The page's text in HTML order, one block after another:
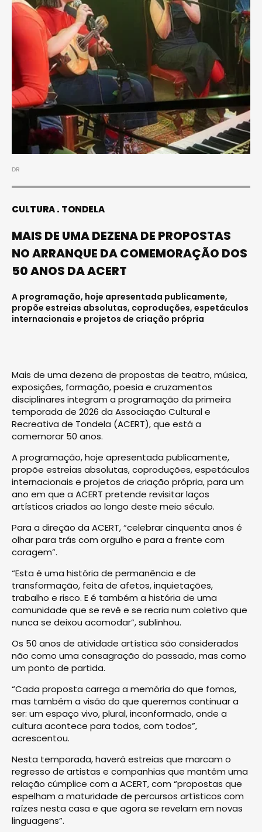
DR
CULTURA TONDELA
MAIS DE UMA DEZENA DE PROPOSTAS
NO ARRANQUE DA COMEMORAÇÃO DOS
50 ANOS DA ACERT
A programação, hoje apresentada publicamente,
propõe estreias absolutas, coproduções, espetáculos
internacionais e projetos de criação própria
Mais de uma dezena de propostas de teatro, música,
exposições, formação, poesia e cruzamentos
disciplinares integram a programação da primeira
temporada de 2026 da Associação Cultural e
Recreativa de Tondela (ACERT), que está a
comemorar 50 anos.
A programação, hoje apresentada publicamente,
propõe estreias absolutas, coproduções, espetáculos
internacionais e projetos de criação própria, para um
ano em que a ACERT pretende revisitar laços
artísticos criados ao longo deste meio século.
Para a direção da ACERT, “celebrar cinquenta anos é
olhar para trás com orgulho e para a frente com
coragem”.
“Esta é uma história de permanência e de
transformação, feita de afetos, inquietações,
trabalho e risco. E é também a história de uma
comunidade que se revê e se recria num coletivo que
nunca se deixou acomodar”, sublinhou.
Os 50 anos de atividade artística são considerados
não como uma consagração do passado, mas como
um ponto de partida.
“Cada proposta carrega a memória do que fomos,
mas também a visão do que queremos continuar a
ser: um espaço vivo, plural, inconformado, onde a
cultura acontece para todos, com todos”,
acrescentou.
Nesta temporada, haverá estreias que marcam o
regresso de artistas e companhias que mantêm uma
relação cúmplice com a ACERT, com “propostas que
espelham a maturidade de percursos artísticos com
raízes nesta casa e que agora se revelam em novas
linguagens”.